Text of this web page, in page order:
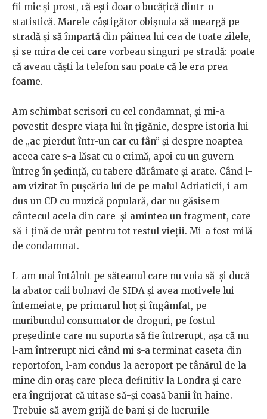
fii mic și prost, că ești doar o bucățică dintr-o
statistică. Marele câștigător obișnuia să meargă pe
stradă și să împartă din pâinea lui cea de toate zilele,
și se mira de cei care vorbeau singuri pe stradă: poate
că aveau căști la telefon sau poate că le era prea
foame.
Am schimbat scrisori cu cel condamnat, și mi-a
povestit despre viața lui în țigănie, despre istoria lui
de „ac pierdut într-un car cu fân” și despre noaptea
aceea care s-a lăsat cu o crimă, apoi cu un guvern
întreg în ședință, cu tabere dărâmate și arate. Când l-
am vizitat în pușcăria lui de pe malul Adriaticii, i-am
dus un CD cu muzică populară, dar nu găsisem
cântecul acela din care-și amintea un fragment, care
să-i țină de urât pentru tot restul vieții. Mi-a fost milă
de condamnat.
L-am mai întâlnit pe săteanul care nu voia să-și ducă
la abator caii bolnavi de SIDA și avea motivele lui
întemeiate, pe primarul hoț și îngâmfat, pe
muribundul consumator de droguri, pe fostul
președinte care nu suporta să fie întrerupt, așa că nu
l-am întrerupt nici când mi s-a terminat caseta din
reportofon, l-am condus la aeroport pe tânărul de la
mine din oraș care pleca definitiv la Londra și care
era îngrijorat că uitase să-și coasă banii în haine.
Trebuie să avem grijă de bani și de lucrurile